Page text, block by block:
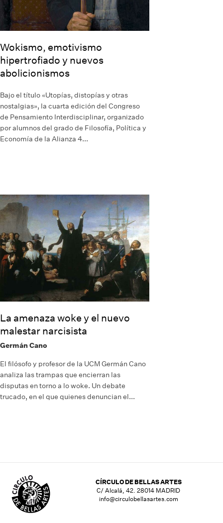
Wokismo, emotivismo
hipertrofiado y nuevos
abolicionismos
Bajo el título «Utopías, distopías y otras
nostalgias», la cuarta edición del Congreso
de Pensamiento Interdisciplinar, organizado
por alumnos del grado de Filosofía, Política y
Economía de la Alianza 4...
La amenaza woke y el nuevo
malestar narcisista
Germán Cano
El filósofo y profesor de la UCM Germán Cano
analiza las trampas que encierran las
disputas en torno a lo woke. Un debate
trucado, en el que quienes denuncian el...
CÍRCULO DE BELLAS ARTES
C/ Alcalá, 42. 28014 MADRID
info@circulobellasartes.com